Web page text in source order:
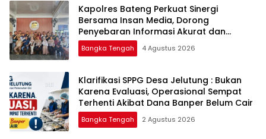
‎Kapolres Bateng Perkuat Sinergi
Bersama Insan Media, Dorong
Penyebaran Informasi Akurat dan
Layanan Polri 110
Bangka Tengah 4 Agustus 2026
‎Klarifikasi SPPG Desa Jelutung : Bukan
Karena Evaluasi, Operasional Sempat
Terhenti Akibat Dana Banper Belum Cair
Bangka Tengah 2 Agustus 2026